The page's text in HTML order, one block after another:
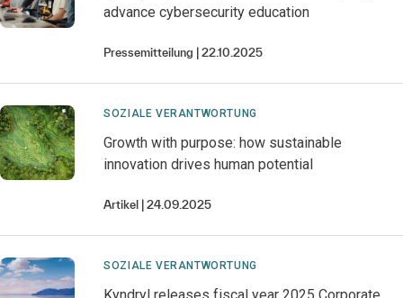
advance cybersecurity education
Pressemitteilung 22.10.2025
SOZIALE VERANTWORTUNG
Growth with purpose: how sustainable
innovation drives human potential
Artikel 24.09.2025
SOZIALE VERANTWORTUNG